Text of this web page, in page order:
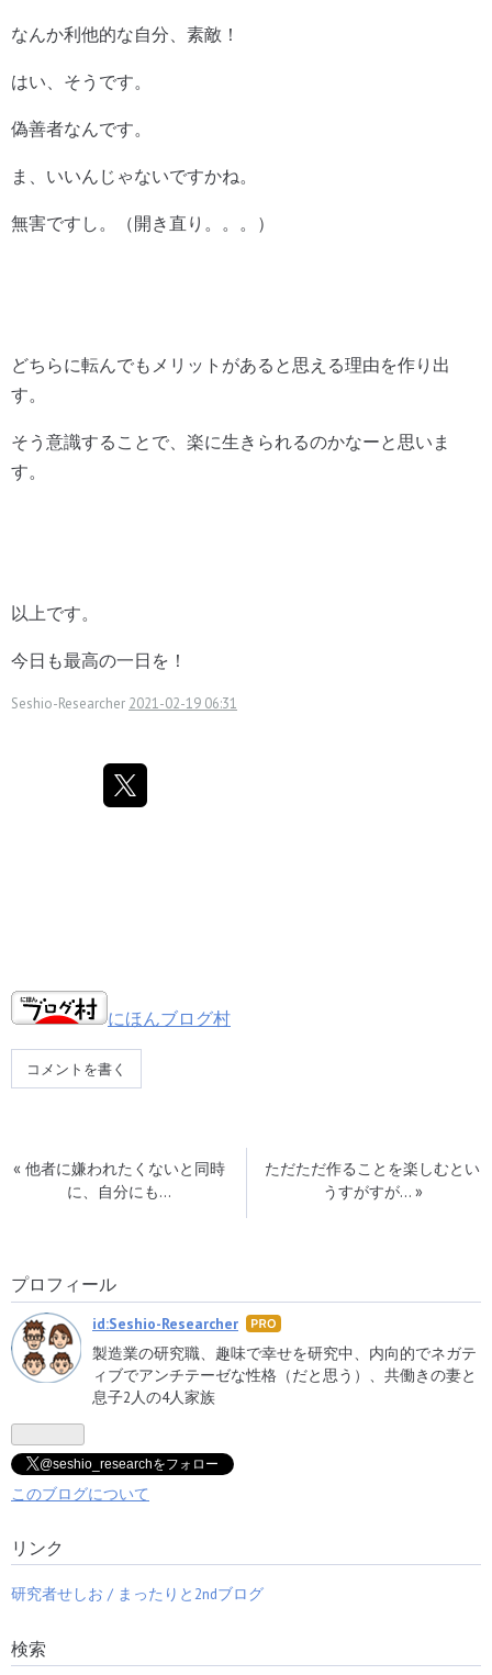
なんか利他的な自分、素敵！
はい、そうです。
偽善者なんです。
ま、いいんじゃないですかね。
無害ですし。（開き直り。。。）
どちらに転んでもメリットがあると思える理由を作り出
す。
そう意識することで、楽に生きられるのかなーと思いま
す。
以上です。
今日も最高の一日を！
Seshio-Researcher 2021-02-19 06:31
にほんブログ村
コメントを書く
«他者に嫌われたくないと同時
に、自分にも…
ただただ作ることを楽しむとい
うすがすが… »
プロフィール
id:Seshio-Researcher はて
なブ
ログ
製造業の研究職、趣味で幸せを研究中、内向的でネガテ
ィブでアンチテーゼな性格（だと思う）、共働きの妻と
息子2人の4人家族
@seshio_researchをフォロー
このブログについて
リンク
研究者せしお / まったりと2ndブログ
検索